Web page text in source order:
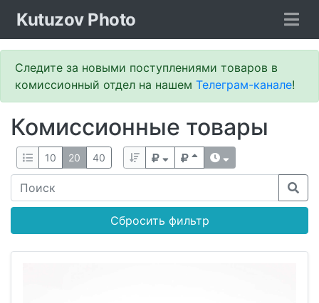
Kutuzov Photo
Следите за новыми поступлениями товаров в
комиссионный отдел на нашем Телеграм-канале!
Комиссионные товары
10 20 40
Сбросить фильтр